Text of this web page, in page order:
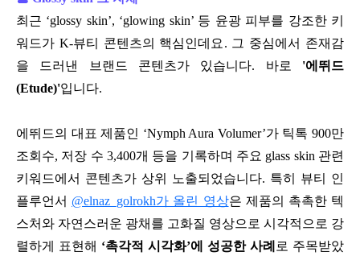
최근 ‘glossy skin’, ‘glowing skin’ 등 윤광 피부를 강조한 키
워드가 K-뷰티 콘텐츠의 핵심인데요. 그 중심에서 존재감
을 드러낸 브랜드 콘텐츠가 있습니다. 바로 '에뛰드
(Etude)'입니다.
에뛰드의 대표 제품인 ‘Nymph Aura Volumer’가 틱톡 900만
조회수, 저장 수 3,400개 등을 기록하며 주요 glass skin 관련
키워드에서 콘텐츠가 상위 노출되었습니다. 특히 뷰티 인
플루언서 @elnaz_golrokh가 올린 영상은 제품의 촉촉한 텍
스처와 자연스러운 광채를 고화질 영상으로 시각적으로 강
렬하게 표현해 ‘촉각적 시각화’에 성공한 사례 로 주목받았